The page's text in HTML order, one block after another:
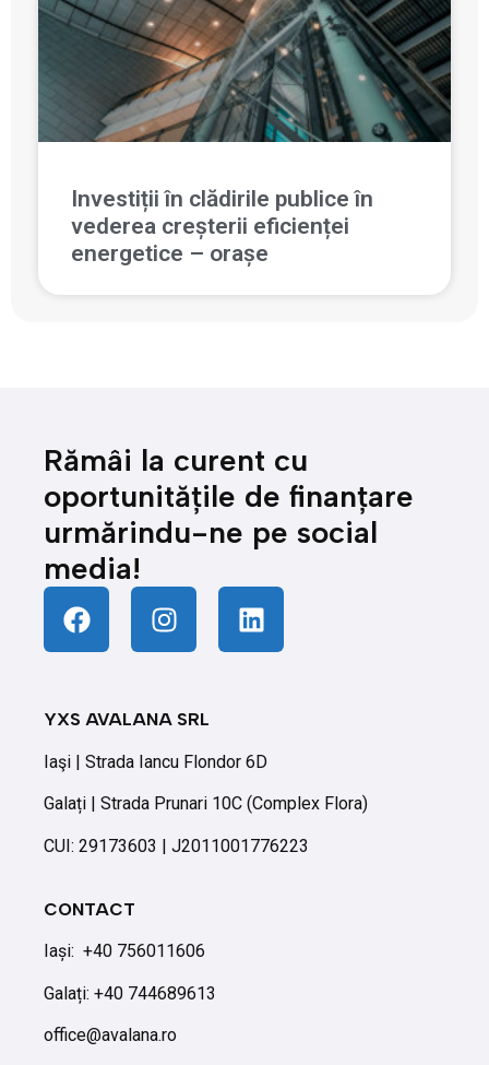
Investiții în clădirile publice în
vederea creșterii eficienței
energetice – orașe
Rămâi la curent cu
oportunitățile de finanțare
urmărindu-ne pe social
media!
YXS AVALANA SRL
Iaşi | Strada Iancu Flondor 6D
Galați | Strada Prunari 10C (Complex Flora)
CUI: 29173603 | J2011001776223
CONTACT
Iași: +40 756011606
Galați: +40 744689613
office@avalana.ro